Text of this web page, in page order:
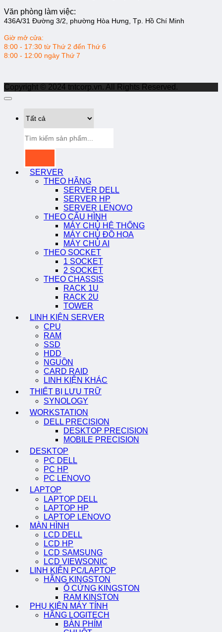
Văn phòng làm việc:
436A/31 Đường 3/2, phường Hòa Hưng, Tp. Hồ Chí Minh
Giờ mở cửa:
8:00 - 17:30 từ Thứ 2 đến Thứ 6
8:00 - 12:00 ngày Thứ 7
Copyright © 2024 tntcorp.vn. All Rights Reserved.
kiếm:
SERVER
THEO HÃNG
SERVER DELL
SERVER HP
SERVER LENOVO
THEO CẤU HÌNH
MÁY CHỦ HỆ THỐNG
MÁY CHỦ ĐỒ HỌA
MÁY CHỦ AI
THEO SOCKET
1 SOCKET
2 SOCKET
THEO CHASSIS
RACK 1U
RACK 2U
TOWER
LINH KIỆN SERVER
CPU
RAM
SSD
HDD
NGUỒN
CARD RAID
LINH KIỆN KHÁC
THIẾT BỊ LƯU TRỮ
SYNOLOGY
WORKSTATION
DELL PRECISION
DESKTOP PRECISION
MOBILE PRECISION
DESKTOP
PC DELL
PC HP
PC LENOVO
LAPTOP
LAPTOP DELL
LAPTOP HP
LAPTOP LENOVO
MÀN HÌNH
LCD DELL
LCD HP
LCD SAMSUNG
LCD VIEWSONIC
LINH KIỆN PC/LAPTOP
HÃNG KINGSTON
Ổ CỨNG KINGSTON
RAM KINSTON
PHỤ KIỆN MÁY TÍNH
HÃNG LOGITECH
BÀN PHÍM